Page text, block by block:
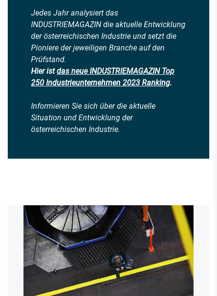
Jedes Jahr analysiert das
INDUSTRIEMAGAZIN die aktuelle Entwicklung
der österreichischen Industrie und setzt die
Pioniere der jeweiligen Branche auf den
Prüfstand.
Hier istdas neue INDUSTRIEMAGAZIN Top
250 Industrieunternehmen 2023 Ranking.
Informieren Sie sich über die aktuelle
Situation und Entwicklung der
österreichischen Industrie.